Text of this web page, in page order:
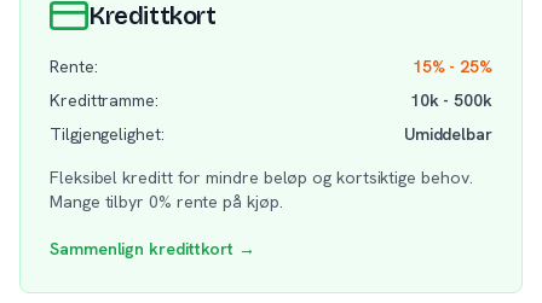
Kredittkort
Rente:
15% - 25%
Kredittramme:
10k - 500k
Tilgjengelighet:
Umiddelbar
Fleksibel kreditt for mindre beløp og kortsiktige behov.
Mange tilbyr 0% rente på kjøp.
Sammenlign kredittkort →